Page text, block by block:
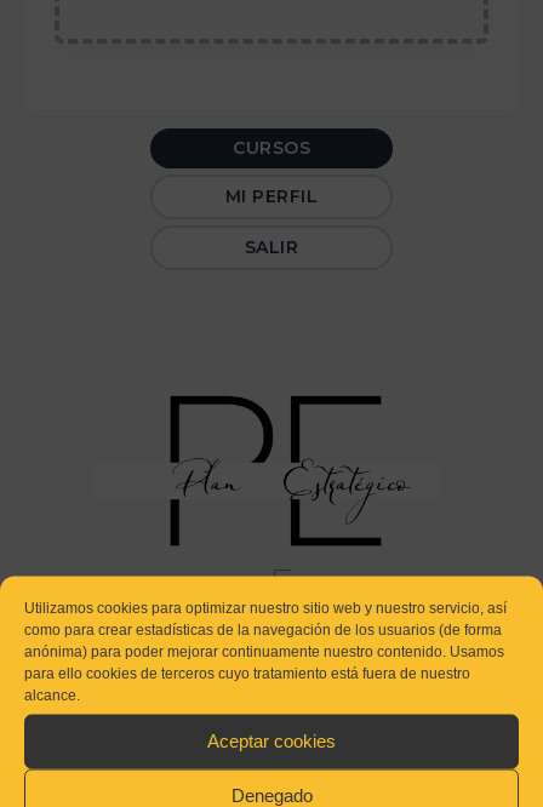
Utilizamos cookies para optimizar nuestro sitio web y nuestro servicio, así
como para crear estadísticas de la navegación de los usuarios (de forma
anónima) para poder mejorar continuamente nuestro contenido. Usamos
para ello cookies de terceros cuyo tratamiento está fuera de nuestro
alcance.
Aceptar cookies
Denegado
CURSOS
MI PERFIL
SALIR
PE_ Planifica estratégicamente y lidera tu